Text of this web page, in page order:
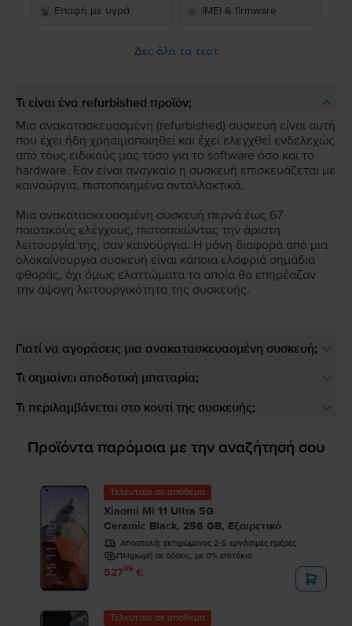
Επαφή με υγρά
IMEI & firmware
Δες όλα τα τεστ
Τι είναι ένα refurbished προϊόν;
Μια ανακατασκευασμένη (refurbished) συσκευή είναι αυτή
που έχει ήδη χρησιμοποιηθεί και έχει ελεγχθεί ενδελεχώς
από τους ειδικούς μας τόσο για το software όσο και το
hardware. Εάν είναι αναγκαίο η συσκευή επισκευάζεται με
καινούργια, πιστοποιημένα ανταλλακτικά.
Μια ανακατασκευασμένη συσκευή περνά έως 67
ποιοτικούς ελέγχους, πιστοποιώντας την άριστη
λειτουργία της, σαν καινούργια. Η μόνη διαφορά από μια
ολοκαίνουργια συσκευή είναι κάποια ελαφριά σημάδια
φθοράς, όχι όμως ελαττώματα τα οποία θα επηρέαζαν
την άψογη λειτουργικότητα της συσκευής.
Γιατί να αγοράσεις μια ανακατασκευασμένη συσκευή;
Τι σημαίνει αποδοτική μπαταρία;
Τι περιλαμβάνεται στο κουτί της συσκευής;
Προϊόντα παρόμοια με την αναζήτησή σου
Τελευταίο σε απόθεμα
Xiaomi Mi 11 Ultra 5G
Ceramic Black, 256 GB, Εξαιρετικό
Αποστολή: εκτιμώμενος 2-5 εργάσιμες ημέρες
Πληρωμή σε δόσεις, με 0% επιτόκιο
52799 €
Τελευταίο σε απόθεμα